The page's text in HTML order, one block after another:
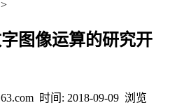
>
图像运算的研究开
时间: 2018-09-09 浏览